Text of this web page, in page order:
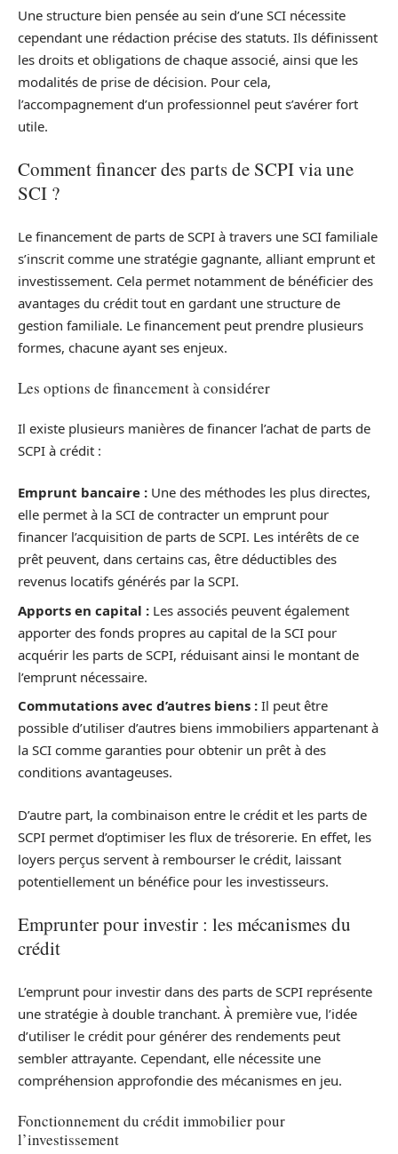
Une structure bien pensée au sein d’une SCI nécessite
cependant une rédaction précise des statuts. Ils définissent
les droits et obligations de chaque associé, ainsi que les
modalités de prise de décision. Pour cela,
l’accompagnement d’un professionnel peut s’avérer fort
utile.
Comment financer des parts de SCPI via une
SCI ?
Le financement de parts de SCPI à travers une SCI familiale
s’inscrit comme une stratégie gagnante, alliant emprunt et
investissement. Cela permet notamment de bénéficier des
avantages du crédit tout en gardant une structure de
gestion familiale. Le financement peut prendre plusieurs
formes, chacune ayant ses enjeux.
Les options de financement à considérer
Il existe plusieurs manières de financer l’achat de parts de
SCPI à crédit :
Emprunt bancaire : Une des méthodes les plus directes,
elle permet à la SCI de contracter un emprunt pour
financer l’acquisition de parts de SCPI. Les intérêts de ce
prêt peuvent, dans certains cas, être déductibles des
revenus locatifs générés par la SCPI.
Apports en capital : Les associés peuvent également
apporter des fonds propres au capital de la SCI pour
acquérir les parts de SCPI, réduisant ainsi le montant de
l’emprunt nécessaire.
Commutations avec d’autres biens : Il peut être
possible d’utiliser d’autres biens immobiliers appartenant à
la SCI comme garanties pour obtenir un prêt à des
conditions avantageuses.
D’autre part, la combinaison entre le crédit et les parts de
SCPI permet d’optimiser les flux de trésorerie. En effet, les
loyers perçus servent à rembourser le crédit, laissant
potentiellement un bénéfice pour les investisseurs.
Emprunter pour investir : les mécanismes du
crédit
L’emprunt pour investir dans des parts de SCPI représente
une stratégie à double tranchant. À première vue, l’idée
d’utiliser le crédit pour générer des rendements peut
sembler attrayante. Cependant, elle nécessite une
compréhension approfondie des mécanismes en jeu.
Fonctionnement du crédit immobilier pour
l’investissement